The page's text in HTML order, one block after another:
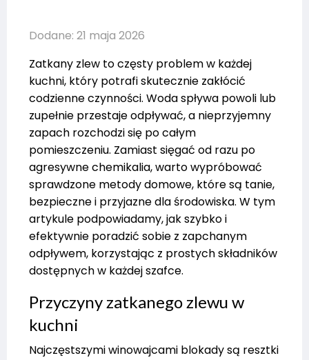
Dodane: 21 maja 2026
Zatkany zlew to częsty problem w każdej
kuchni, który potrafi skutecznie zakłócić
codzienne czynności. Woda spływa powoli lub
zupełnie przestaje odpływać, a nieprzyjemny
zapach rozchodzi się po całym
pomieszczeniu. Zamiast sięgać od razu po
agresywne chemikalia, warto wypróbować
sprawdzone metody domowe, które są tanie,
bezpieczne i przyjazne dla środowiska. W tym
artykule podpowiadamy, jak szybko i
efektywnie poradzić sobie z zapchanym
odpływem, korzystając z prostych składników
dostępnych w każdej szafce.
Przyczyny zatkanego zlewu w
kuchni
Najczęstszymi winowajcami blokady są resztki